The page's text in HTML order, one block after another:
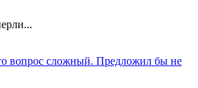
вопрос сложный. Предложил бы не